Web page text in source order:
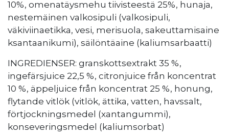
10%, omenatäysmehu tiivisteestä 25%, hunaja,
nestemäinen valkosipuli (valkosipuli,
väkiviinaetikka, vesi, merisuola, sakeuttamisaine
ksantaanikumi), säilöntäaine (kaliumsarbaatti)
INGREDIENSER: granskottsextrakt 35 %,
ingefärsjuice 22,5 %, citronjuice från koncentrat
10 %, äppeljuice från koncentrat 25 %, honung,
flytande vitlök (vitlök, ättika, vatten, havssalt,
förtjockningsmedel (xantangummi),
konseveringsmedel (kaliumsorbat)